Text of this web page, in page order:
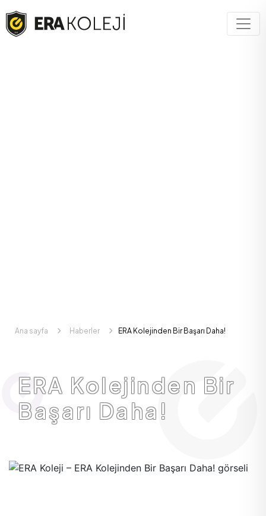
Ana sayfa Haberler ERA Kolejinden Bir Başarı Daha!
ERA Kolejinden Bir
Başarı Daha!